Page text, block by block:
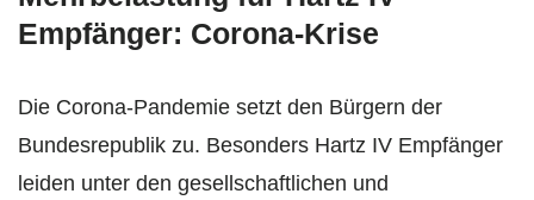
Empfänger: Corona-Krise
Die Corona-Pandemie setzt den Bürgern der
Bundesrepublik zu. Besonders Hartz IV Empfänger
leiden unter den gesellschaftlichen und